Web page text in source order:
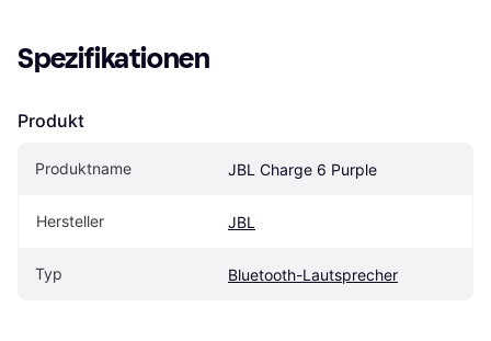
Spezifikationen
Produkt
Produktname JBL Charge 6 Purple
Hersteller JBL
Typ Bluetooth-Lautsprecher